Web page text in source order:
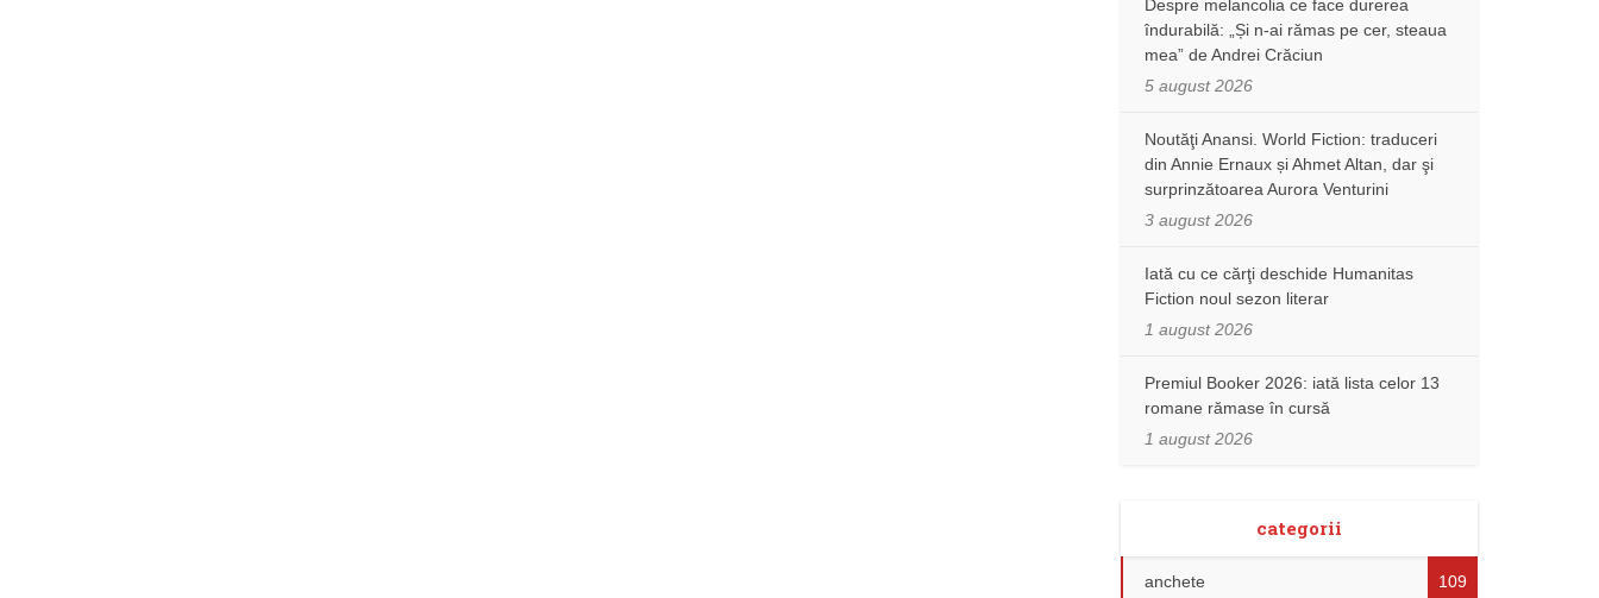
Despre melancolia ce face durerea
îndurabilă: „Și n-ai rămas pe cer, steaua
mea” de Andrei Crăciun
5 august 2026
Noutăţi Anansi. World Fiction: traduceri
din Annie Ernaux și Ahmet Altan, dar şi
surprinzătoarea Aurora Venturini
3 august 2026
Iată cu ce cărţi deschide Humanitas
Fiction noul sezon literar
1 august 2026
Premiul Booker 2026: iată lista celor 13
romane rămase în cursă
1 august 2026
categorii
anchete 109